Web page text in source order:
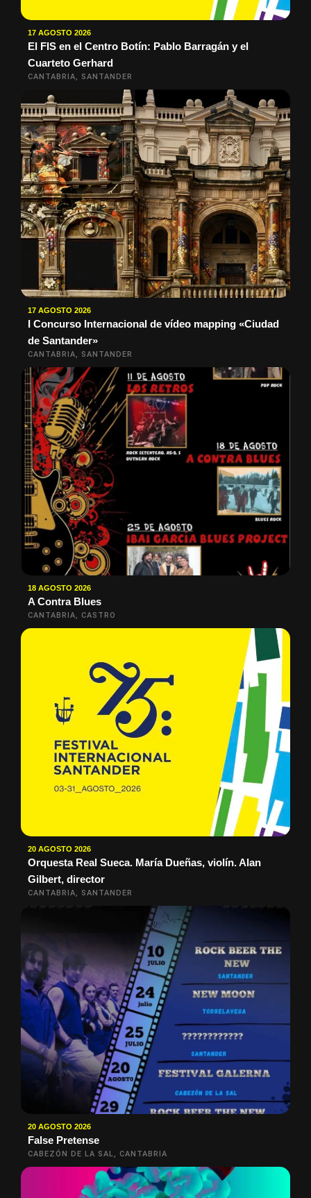
17 AGOSTO 2026
El FIS en el Centro Botín: Pablo Barragán y el
Cuarteto Gerhard
CANTABRIA, SANTANDER
17 AGOSTO 2026
I Concurso Internacional de vídeo mapping «Ciudad
de Santander»
CANTABRIA, SANTANDER
18 AGOSTO 2026
A Contra Blues
CANTABRIA, CASTRO
20 AGOSTO 2026
Orquesta Real Sueca. María Dueñas, violín. Alan
Gilbert, director
CANTABRIA, SANTANDER
20 AGOSTO 2026
False Pretense
CABEZÓN DE LA SAL, CANTABRIA